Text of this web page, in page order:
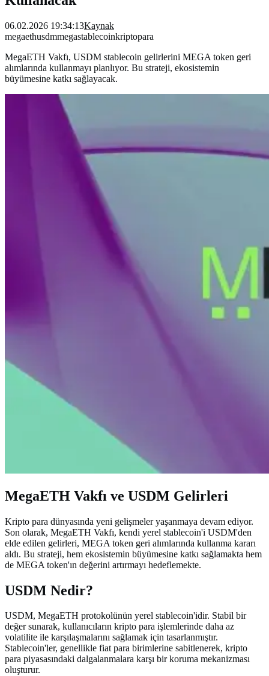
06.02.2026 19:34:13Kaynak
megaethusdmmegastablecoinkriptopara
MegaETH Vakfı, USDM stablecoin gelirlerini MEGA token geri
alımlarında kullanmayı planlıyor. Bu strateji, ekosistemin
büyümesine katkı sağlayacak.
MegaETH Vakfı ve USDM Gelirleri
Kripto para dünyasında yeni gelişmeler yaşanmaya devam ediyor.
Son olarak, MegaETH Vakfı, kendi yerel stablecoin'i USDM'den
elde edilen gelirleri, MEGA token geri alımlarında kullanma kararı
aldı. Bu strateji, hem ekosistemin büyümesine katkı sağlamakta hem
de MEGA token'ın değerini artırmayı hedeflemekte.
USDM Nedir?
USDM, MegaETH protokolünün yerel stablecoin'idir. Stabil bir
değer sunarak, kullanıcıların kripto para işlemlerinde daha az
volatilite ile karşılaşmalarını sağlamak için tasarlanmıştır.
Stablecoin'ler, genellikle fiat para birimlerine sabitlenerek, kripto
para piyasasındaki dalgalanmalara karşı bir koruma mekanizması
oluşturur.